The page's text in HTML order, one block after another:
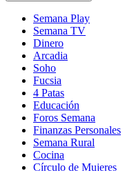
Semana Play
Semana TV
Dinero
Arcadia
Soho
in
new
window
Fucsia
in
new
window
4 Patas
Educación
Foros Semana
Finanzas Personales
Semana Rural
Cocina
Círculo de Mujeres